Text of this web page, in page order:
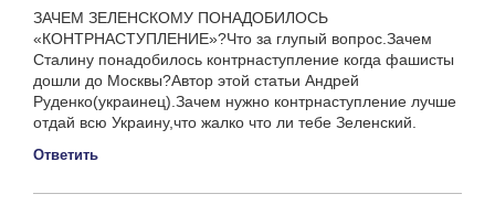
ЗАЧЕМ ЗЕЛЕНСКОМУ ПОНАДОБИЛОСЬ
«КОНТРНАСТУПЛЕНИЕ»?Что за глупый вопрос.Зачем
Сталину понадобилось контрнаступление когда фашисты
дошли до Москвы?Автор этой статьи Андрей
Руденко(украинец).Зачем нужно контрнаступление лучше
отдай всю Украину,что жалко что ли тебе Зеленский.
Ответить